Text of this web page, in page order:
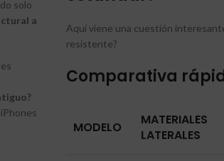
solo
a
Aquí viene una cuestión
resistente?
Comparativa
MODELO
MATERIALES
LATERALES